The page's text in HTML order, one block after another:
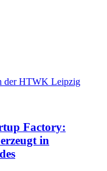
der HTWK Leipzig
Factory:
in